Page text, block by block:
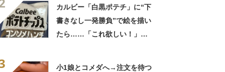
カルビー「白黒ポテチ」に“下
書きなし一発勝負”で絵を描い
たら……「これ欲しい！」
小1娘とコメダへ→注文を待つ